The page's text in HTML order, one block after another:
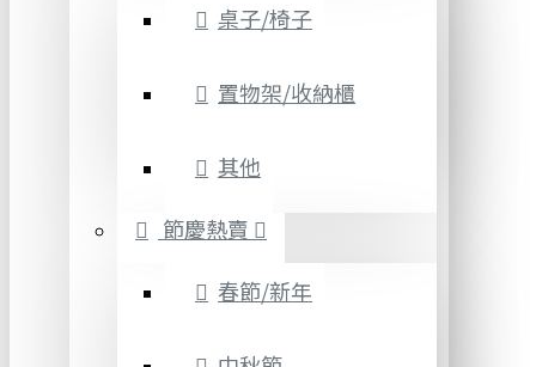
桌子/椅子
置物架/收納櫃
其他
節慶熱賣
春節/新年